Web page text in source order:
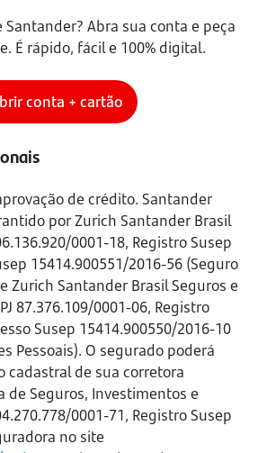
Abra sua conta e peça
É rápido, fácil e 100% digital.
conta + cartão
de crédito. Santander
por Zurich Santander Brasil
0001-18, Registro Susep
15414.900551/2016-56 (Seguro
Zurich Santander Brasil Seguros e
87.376.109/0001-06, Registro
Susep 15414.900550/2016-10
Pessoais). O segurado poderá
cadastral de sua corretora
de Seguros, Investimentos e
0001-71, Registro Susep
no site